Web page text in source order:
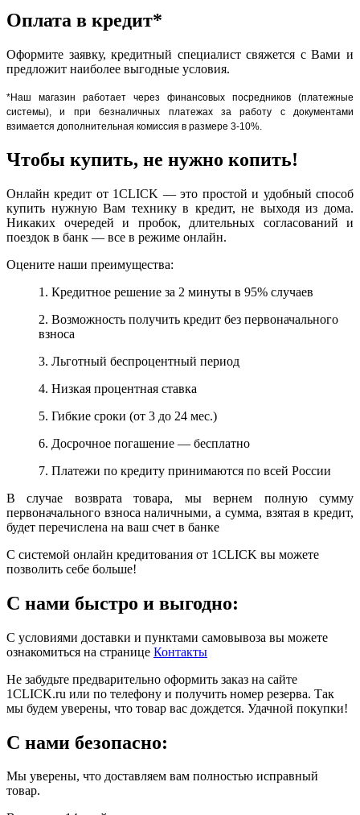
Оплата в кредит*
Оформите заявку, кредитный специалист свяжется с Вами и
предложит наиболее выгодные условия.
*Наш магазин работает через финансовых посредников (платежные
системы), и при безналичных платежах за работу с документами
взимается дополнительная комиссия в размере 3-10%.
Чтобы купить, не нужно копить!
Онлайн кредит от 1CLICK — это простой и удобный способ
купить нужную Вам технику в кредит, не выходя из дома.
Никаких очередей и пробок, длительных согласований и
поездок в банк — все в режиме онлайн.
Оцените наши преимущества:
1. Кредитное решение за 2 минуты в 95% случаев
2. Возможность получить кредит без первоначального
взноса
3. Льготный беспроцентный период
4. Низкая процентная ставка
5. Гибкие сроки (от 3 до 24 мес.)
6. Досрочное погашение — бесплатно
7. Платежи по кредиту принимаются по всей России
В случае возврата товара, мы вернем полную сумму
первоначального взноса наличными, а сумма, взятая в кредит,
будет перечислена на ваш счет в банке
С системой онлайн кредитования от 1CLICK вы можете
позволить себе больше!
С нами быстро и выгодно:
С условиями доставки и пунктами самовывоза вы можете
ознакомиться на странице Контакты
Не забудьте предварительно оформить заказ на сайте
1CLICK.ru или по телефону и получить номер резерва. Так
мы будем уверены, что товар вас дождется. Удачной покупки!
С нами безопасно:
Мы уверены, что доставляем вам полностью исправный
товар.